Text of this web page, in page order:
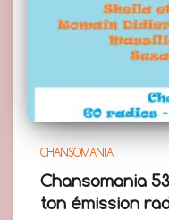
CHANSOMANIA
Chansomania
ton émission